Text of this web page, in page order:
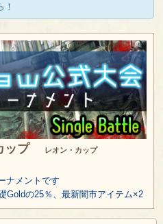
！
ップ レオン・カップ
ナメントです
Goldの25％、最新闇市アイテム×2